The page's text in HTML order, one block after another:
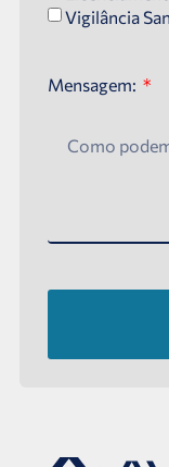
Vigilância
Mensagem: